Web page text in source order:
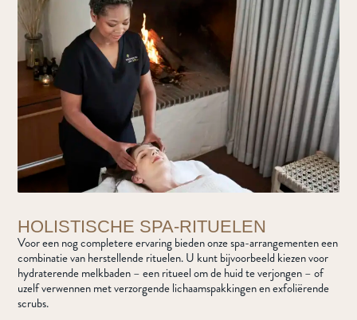
HOLISTISCHE SPA-RITUELEN
Voor een nog completere ervaring bieden onze spa-arrangementen een
combinatie van herstellende rituelen. U kunt bijvoorbeeld kiezen voor
hydraterende melkbaden – een ritueel om de huid te verjongen – of
uzelf verwennen met verzorgende lichaamspakkingen en exfoliërende
scrubs.